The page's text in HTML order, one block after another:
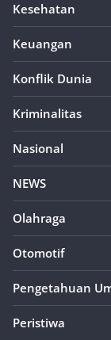
Kesehatan
Keuangan
Konflik Dunia
Kriminalitas
Nasional
NEWS
Olahraga
Otomotif
Pengetahuan
Peristiwa